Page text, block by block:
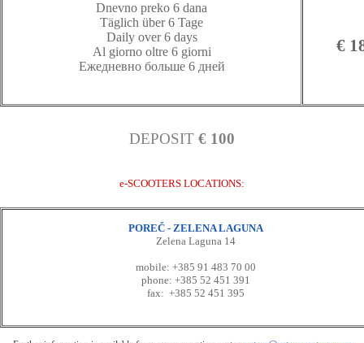
Dnevno preko 6 dana
Täglich über 6 Tage
Daily over 6 days
Al giorno oltre 6 giorni
Ежедневно больше 6 дней
€
DEPOSIT € 100
e-SCOOTERS LOCATIONS:
POREČ - ZELENA LAGUNA
Zelena Laguna 14
mobile: +385 91 483 70 00
phone: +385 52 451 391
fax: +385 52 451 395